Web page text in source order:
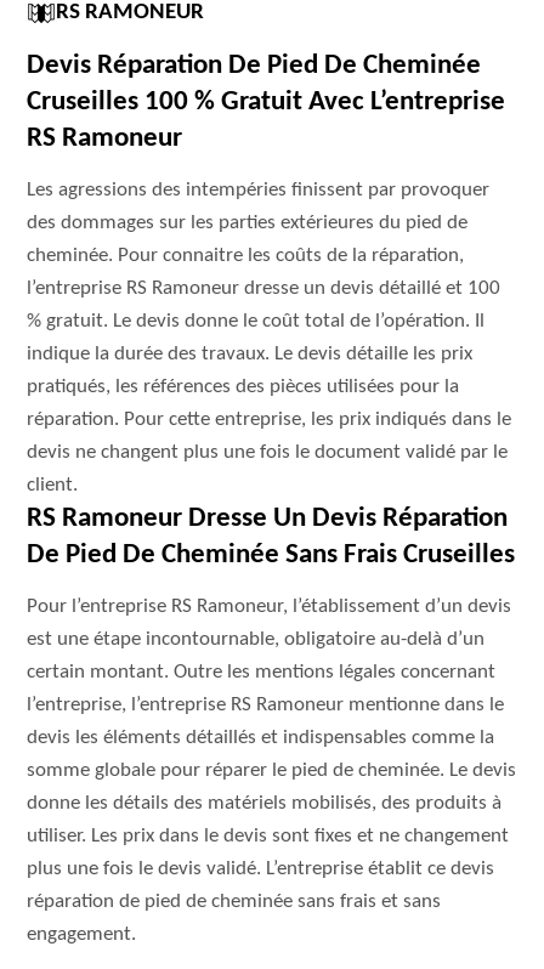
RS RAMONEUR
Devis Réparation De Pied De Cheminée
Cruseilles 100 % Gratuit Avec L’entreprise
RS Ramoneur
Les agressions des intempéries finissent par provoquer
des dommages sur les parties extérieures du pied de
cheminée. Pour connaitre les coûts de la réparation,
l’entreprise RS Ramoneur dresse un devis détaillé et 100
% gratuit. Le devis donne le coût total de l’opération. Il
indique la durée des travaux. Le devis détaille les prix
pratiqués, les références des pièces utilisées pour la
réparation. Pour cette entreprise, les prix indiqués dans le
devis ne changent plus une fois le document validé par le
client.
RS Ramoneur Dresse Un Devis Réparation
De Pied De Cheminée Sans Frais Cruseilles
Pour l’entreprise RS Ramoneur, l’établissement d’un devis
est une étape incontournable, obligatoire au-delà d’un
certain montant. Outre les mentions légales concernant
l’entreprise, l’entreprise RS Ramoneur mentionne dans le
devis les éléments détaillés et indispensables comme la
somme globale pour réparer le pied de cheminée. Le devis
donne les détails des matériels mobilisés, des produits à
utiliser. Les prix dans le devis sont fixes et ne changement
plus une fois le devis validé. L’entreprise établit ce devis
réparation de pied de cheminée sans frais et sans
engagement.